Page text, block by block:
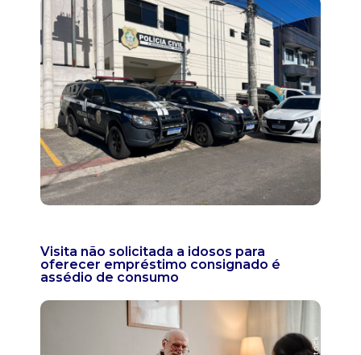
Visita não solicitada a idosos para
oferecer empréstimo consignado é
assédio de consumo